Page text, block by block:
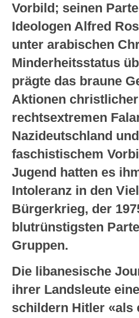
Vorbild; seinen
Ideologen Alfred
unter arabischen
Minderheitsstatus
prägte das braune
Aktionen
rechtsextremen
Nazideutschland
faschistischem
Jugend hatten es
Intoleranz in den
Bürgerkrieg, der
blutrünstigsten
Gruppen.
Die libanesische
ihrer Landsleute
schildern Hitler «als